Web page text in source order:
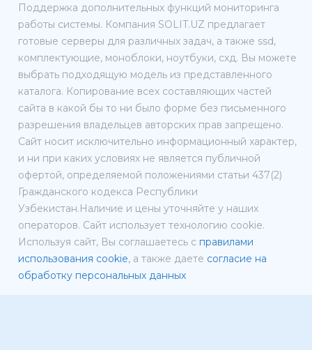
Поддержка дополнительных функций мониторинга
работы системы. Компания SOLIT.UZ предлагает
готовые серверы для различных задач, а также ssd,
комплектующие, моноблоки, ноутбуки, схд. Вы можете
выбрать подходящую модель из представленного
каталога. Копирование всех составляющих частей
сайта в какой бы то ни было форме без письменного
разрешения владельцев авторских прав запрещено.
Сайт носит исключительно информационный характер,
и ни при каких условиях не является публичной
офертой, определяемой положениями статьи 437(2)
Гражданского кодекса Республики
Узбекистан.Наличие и цены уточняйте у наших
операторов. Сайт использует технологию cookie.
Используя сайт, Вы соглашаетесь с правилами
использования cookie, а также даете согласие на
обработку персональных данных